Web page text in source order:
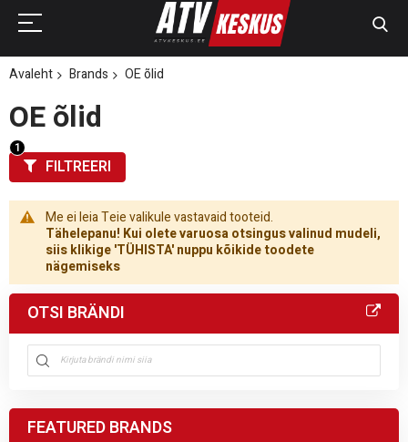
Avaleht Brands OE õlid
OE õlid
Me ei leia Teie valikule vastavaid tooteid.
Tähelepanu! Kui olete varuosa otsingus valinud mudeli,
siis klikige 'TÜHISTA' nuppu kõikide toodete
nägemiseks
FILTREERI
OTSI BRÄNDI
FEATURED BRANDS